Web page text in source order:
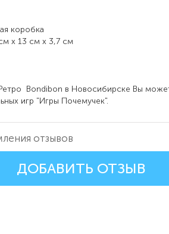
коробка
х 13 см х 3,7 см
Bondibon в Новосибирске Вы
игр "Игры Почемучек".
отзывов
ДОБАВИТЬ ОТЗЫВ